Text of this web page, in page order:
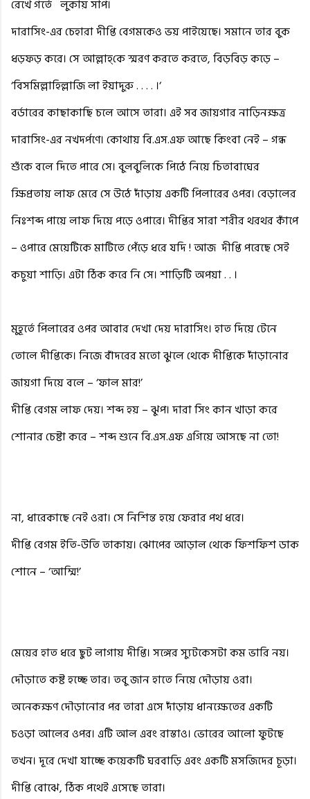
রেখে গর্তে লুকায় সাপ।
দারাসিং-এর চেহারা দীপ্তি বেগমকেও ভয় পাইয়েছে। সমানে তার বুক
ধড়ফড় করে। সে আল্লাহ্‌কে স্মরণ করতে করতে, বিড়বিড় কড়ে –
‘বিসমিল্লাহিল্লাজি লা ইয়াদুরু . . . . ।‘
বর্ডারের কাছাকাছি চলে আসে তারা। এই সব জায়গার নাড়িনক্ষত্র
দারাসিং-এর নখদর্পণে। কোথায় বি.এস.এফ আছে কিংবা নেই – গন্ধ
শুঁকে বলে দিতে পারে সে। বুলবুলিকে পিঠে নিয়ে চিতাবাঘের
ক্ষিপ্রতায় লাফ মেরে সে উঠে দাঁড়ায় একটি পিলারের ওপর। বেড়ালের
নিঃশব্দ পায়ে লাফ দিয়ে পড়ে ওপারে। দীপ্তির সারা শরীর থরথর কাঁপে
– ওপারে মেয়েটিকে মাটিতে পেঁড়ে ধরে যদি ! আজ দীপ্তি পরেছে সেই
কচুয়া শাড়ি। এটা ঠিক করে নি সে। শাড়িটি অপয়া . . ।
মুহূর্তে পিলারের ওপর আবার দেখা দেয় দারাসিং। হাত দিয়ে টেনে
তোলে দীপ্তিকে। নিজে বাঁদরের মতো ঝুলে থেকে দীপ্তিকে দাঁড়ানোর
জায়গা দিয়ে বলে – ‘ফাল মার!’
দীপ্তি বেগম লাফ দেয়। শব্দ হয় – ঝুপ। দারা সিং কান খাড়া করে
শোনার চেষ্টা করে – শব্দ শুনে বি.এস.এফ এগিয়ে আসছে না তো!
না, ধারেকাছে নেই ওরা। সে নিশিন্ত হয়ে ফেরার পথ ধরে।
দীপ্তি বেগম ইতি-উতি তাকায়। ঝোপের আড়াল থেকে ফিশফিশ ডাক
শোনে – ‘আম্মি!’
মেয়ের হাত ধরে ছুট লাগায় দীপ্তি। সঙ্গের স্যুটকেসটা কম ভারি নয়।
দৌড়াতে কষ্ট হচ্ছে তার। তবু জান হাতে নিয়ে দৌড়ায় ওরা।
অনেকক্ষণ দৌড়ানোর পর তারা এসে দাঁড়ায় ধানক্ষেতের একটি
চওড়া আলের ওপর। এটি আল এবং রাস্তাও। ভোরের আলো ফুটছে
তখন। দূরে দেখা যাচ্ছে কয়েকটি ঘরবাড়ি এবং একটি মসজিদের চূড়া।
দীপ্তি বোঝে, ঠিক পথেই এসেছে তারা।